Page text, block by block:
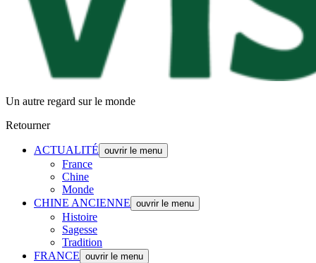
Un autre regard sur le monde
Retourner
ACTUALITÉ ouvrir le menu
France
Chine
Monde
CHINE ANCIENNE ouvrir le menu
Histoire
Sagesse
Tradition
FRANCE ouvrir le menu